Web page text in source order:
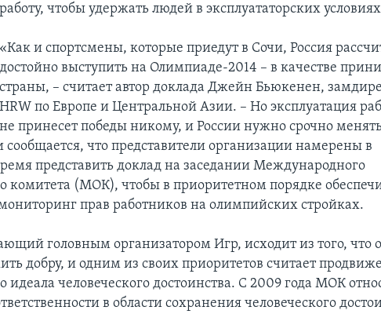
работу, чтобы удержать людей в эксплуататорских
«Как и спортсмены, которые приедут в Сочи, Россия
достойно выступить на Олимпиаде-2014 – в качестве
страны, – считает автор доклада Джейн Бьюкенен,
HRW по Европе и Центральной Азии. – Но эксплуатация
не принесет победы никому, и России нужно срочно
сообщается, что представители организации намерены в
представить доклад на заседании Международного
комитета (МОК), чтобы в приоритетном порядке
прав работников на олимпийских стройках.
головным организатором Игр, исходит из того, что
добру, и одним из своих приоритетов считает
идеала человеческого достоинства. С 2009 года МОК
в области сохранения человеческого